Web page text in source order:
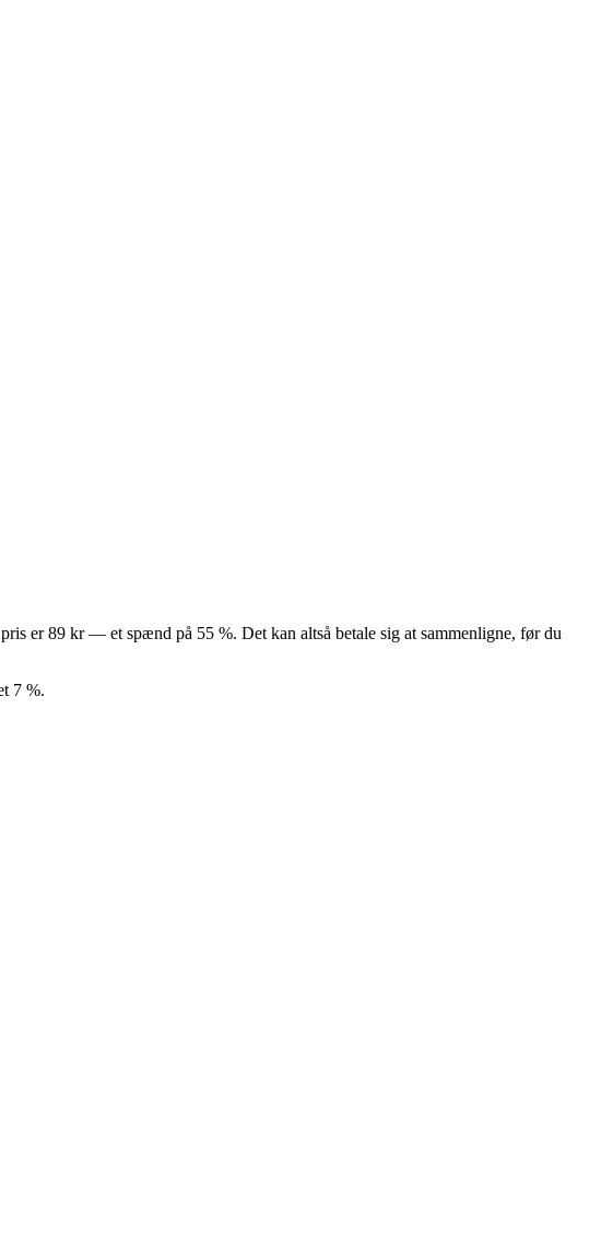
er 89 kr — et spænd på 55 %. Det kan altså betale sig at sammenligne, før du
7 %.